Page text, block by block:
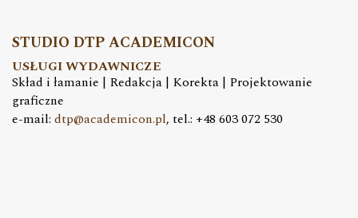
STUDIO DTP ACADEMICON
USŁUGI WYDAWNICZE
Skład i łamanie | Redakcja | Korekta | Projektowanie
graficzne
e-mail: dtp@academicon.pl, tel.: +48 603 072 530